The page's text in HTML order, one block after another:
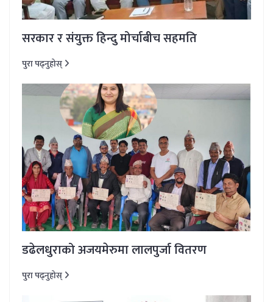
सरकार र संयुक्त हिन्दु मोर्चाबीच सहमति
पुरा पढ्नुहोस्
डढेलधुराको अजयमेरुमा लालपुर्जा वितरण
पुरा पढ्नुहोस्